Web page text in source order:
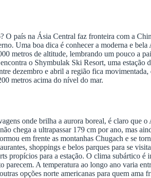
O país na Ásia Central faz fronteira com a
Uma boa dica é conhecer a moderna e
metros de altitude, lembrando um pouco a
o Shymbulak Ski Resort, uma estação
dezembro e abril a região fica
metros acima do nível do mar.
onde brilha a aurora boreal, é claro que o
chega a ultrapassar 179 cm por ano, mas
em frente as montanhas Chugach e se
shoppings e belos parques para se
propícios para a estação. O clima subártico é
parecem. A temperatura ao longo ano varia
opções norte americanas para quem ama